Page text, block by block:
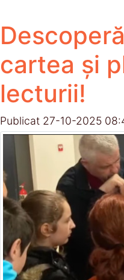
cartea și
lecturii!
Publicat 27-10-2025